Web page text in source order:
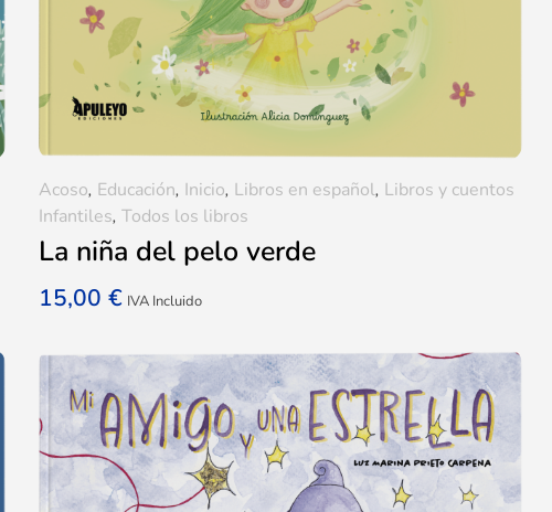
La niña del pelo verde
15,00 € IVA Incluido
Acoso, Educación, Inicio, Libros en español, Libros y cuentos
Infantiles, Todos los libros